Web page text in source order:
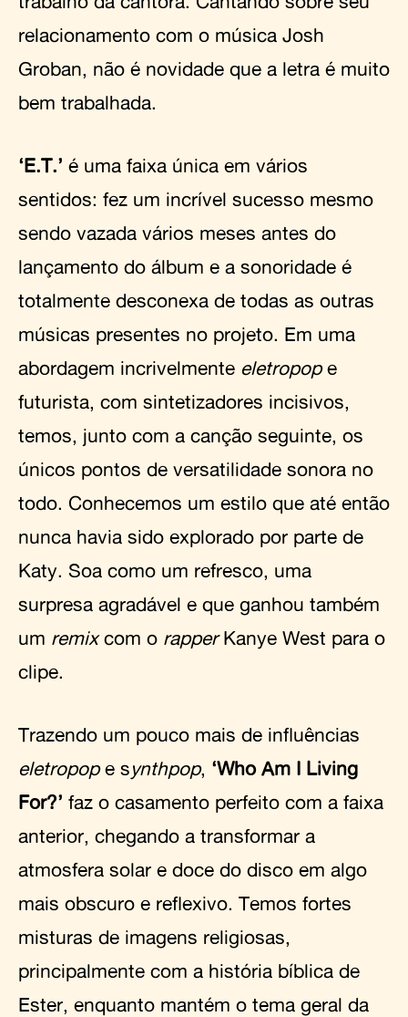
relacionamento com o música Josh
Groban, não é novidade que a letra é muito
bem trabalhada.
‘E.T.’ é uma faixa única em vários
sentidos: fez um incrível sucesso mesmo
sendo vazada vários meses antes do
lançamento do álbum e a sonoridade é
totalmente desconexa de todas as outras
músicas presentes no projeto. Em uma
abordagem incrivelmente eletropope
futurista, com sintetizadores incisivos,
temos, junto com a canção seguinte, os
únicos pontos de versatilidade sonora no
todo. Conhecemos um estilo que até então
nunca havia sido explorado por parte de
Katy. Soa como um refresco, uma
surpresa agradável e que ganhou também
um remixcom o rapperKanye West para o
clipe.
Trazendo um pouco mais de influências
eletropope synthpop, ‘Who Am I Living
For?’ faz o casamento perfeito com a faixa
anterior, chegando a transformar a
atmosfera solar e doce do disco em algo
mais obscuro e reflexivo. Temos fortes
misturas de imagens religiosas,
principalmente com a história bíblica de
Ester, enquanto mantém o tema geral da